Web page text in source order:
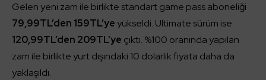
Gelen yeni zam ile birlikte standart game pass aboneliği
79,99TL’den 159TL’ye yükseldi. Ultimate sürüm ise
120,99TL’den 209TL’ye çıktı. %100 oranında yapılan
zam ile birlikte yurt dışındaki 10 dolarlık fiyata daha da
yaklaşıldı.